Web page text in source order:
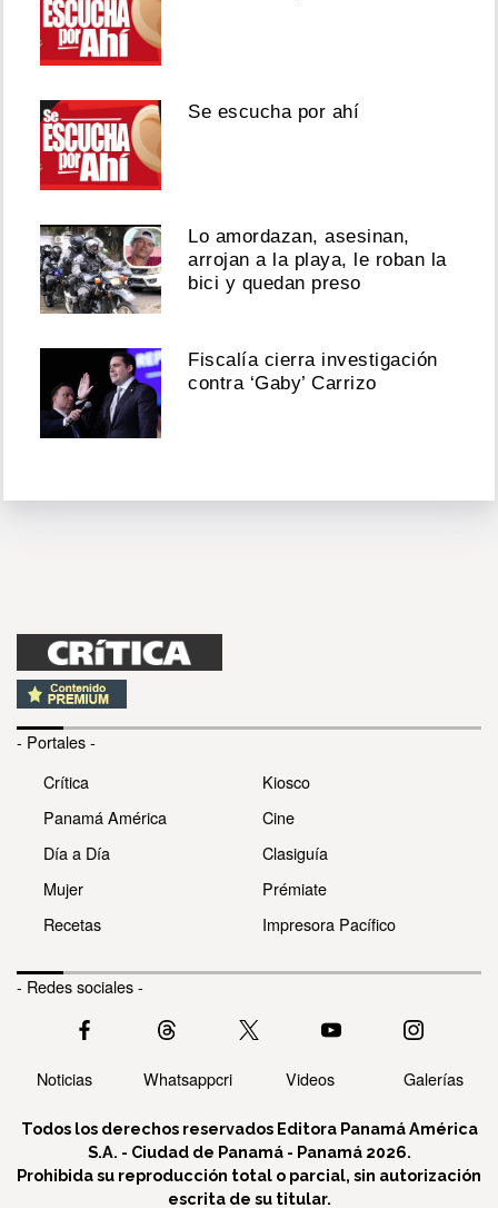
Se escucha por ahí
Lo amordazan, asesinan,
arrojan a la playa, le roban la
bici y quedan preso
Fiscalía cierra investigación
contra ‘Gaby’ Carrizo
- Portales -
Crítica
Panamá América
Día a Día
Mujer
Recetas
Kiosco
Cine
Clasiguía
Prémiate
Impresora Pacífico
- Redes sociales -
Noticias Whatsappcri Videos Galerías
Todos los derechos reservados Editora Panamá América
S.A. - Ciudad de Panamá - Panamá 2026.
Prohibida su reproducción total o parcial, sin autorización
escrita de su titular.